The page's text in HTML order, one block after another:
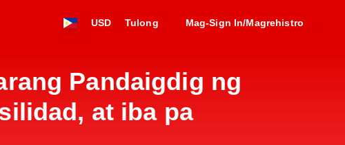
USD Tulong Mag-Sign In/Magrehistro
Pandaigdig ng
at iba pa